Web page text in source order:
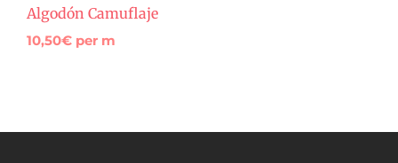
Algodón Camuflaje
10,50€ per m